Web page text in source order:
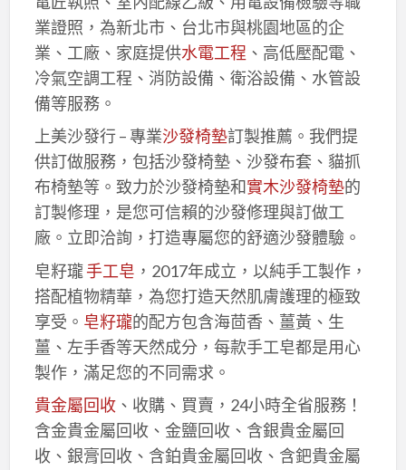
業證照，為新北市、台北市與桃園地區的企
業、工廠、家庭提供水電工程 、高低壓配電、
冷氣空調工程、消防設備、衛浴設備、水管設
備等服務。
上美沙發行 – 專業沙發椅墊訂製推薦。我們提
供訂做服務，包括沙發椅墊、沙發布套、貓抓
布椅墊等。致力於沙發椅墊和實木沙發椅墊的
訂製修理，是您可信賴的沙發修理與訂做工
廠。立即洽詢，打造專屬您的舒適沙發體驗。
皂籽瓏手工皂 ，2017年成立，以純手工製作，
搭配植物精華，為您打造天然肌膚護理的極致
享受。 皂籽瓏的配方包含海茴香、薑黃、生
薑、左手香等天然成分，每款手工皂都是用心
製作，滿足您的不同需求。
貴金屬回收、收購、買賣，24小時全省服務！
含金貴金屬回收、金鹽回收、含銀貴金屬回
收、銀膏回收、含鉑貴金屬回收、含鈀貴金屬